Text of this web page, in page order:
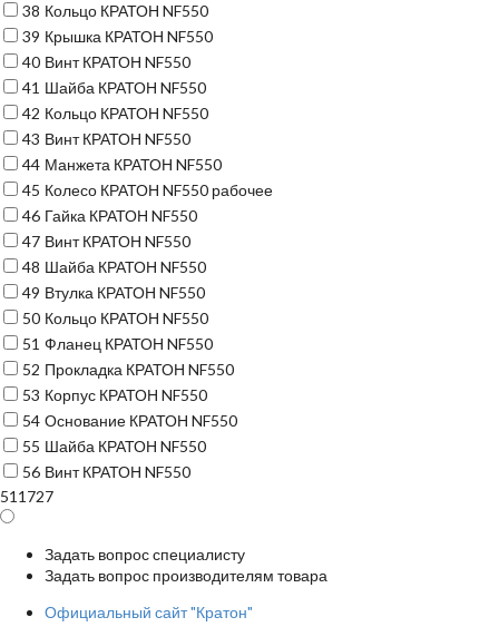
38 Кольцо КРАТОН NF550
39 Крышка КРАТОН NF550
40 Винт КРАТОН NF550
41 Шайба КРАТОН NF550
42 Кольцо КРАТОН NF550
43 Винт КРАТОН NF550
44 Манжета КРАТОН NF550
45 Колесо КРАТОН NF550 рабочее
46 Гайка КРАТОН NF550
47 Винт КРАТОН NF550
48 Шайба КРАТОН NF550
49 Втулка КРАТОН NF550
50 Кольцо КРАТОН NF550
51 Фланец КРАТОН NF550
52 Прокладка КРАТОН NF550
53 Корпус КРАТОН NF550
54 Основание КРАТОН NF550
55 Шайба КРАТОН NF550
56 Винт КРАТОН NF550
511727
Задать вопрос специалисту
Задать вопрос производителям товара
Официальный сайт "Кратон"